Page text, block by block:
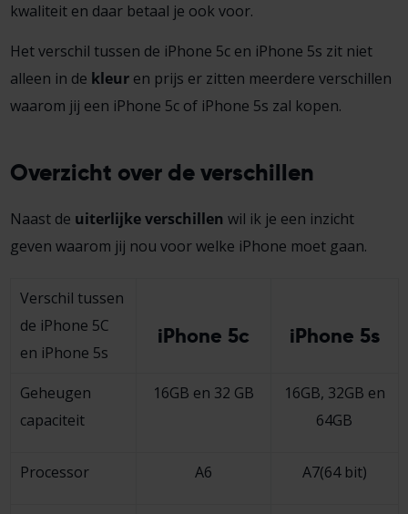
kwaliteit en daar betaal je ook voor.
Het verschil tussen de iPhone 5c en iPhone 5s zit niet
alleen in de kleuren prijs er zitten meerdere verschillen
waarom jij een iPhone 5c of iPhone 5s zal kopen.
Overzicht over de verschillen
Naast de uiterlijke verschillen wil ik je een inzicht
geven waarom jij nou voor welke iPhone moet gaan.
Verschil tussen
de iPhone 5C
en iPhone 5s
iPhone 5c iPhone 5s
Geheugen
capaciteit
16GB en 32 GB
16GB, 32GB en
64GB
Processor A6 A7(64 bit)